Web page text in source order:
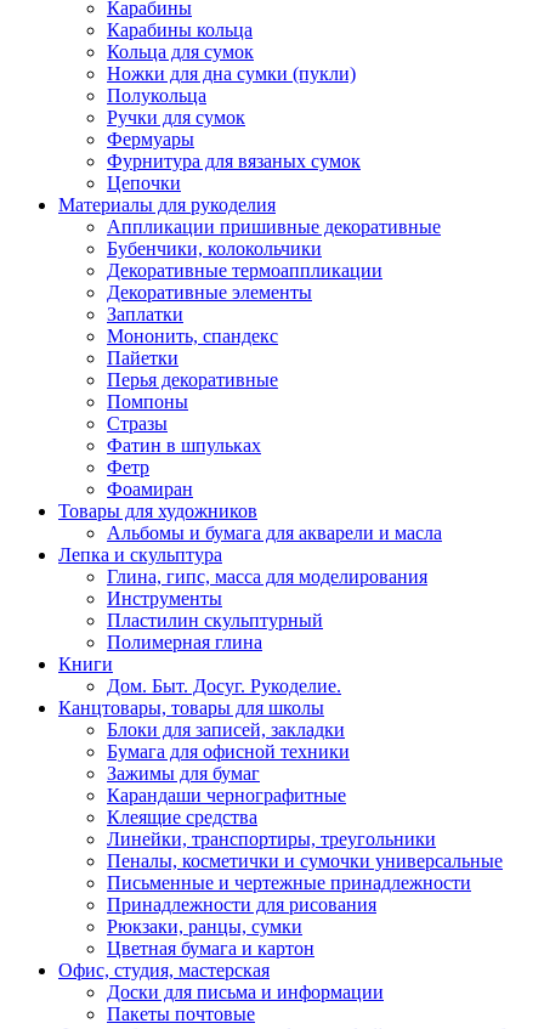
Карабины
Карабины кольца
Кольца для сумок
Ножки для дна сумки (пукли)
Полукольца
Ручки для сумок
Фермуары
Фурнитура для вязаных сумок
Цепочки
Материалы для рукоделия
Аппликации пришивные декоративные
Бубенчики, колокольчики
Декоративные термоаппликации
Декоративные элементы
Заплатки
Мононить, спандекс
Пайетки
Перья декоративные
Помпоны
Стразы
Фатин в шпульках
Фетр
Фоамиран
Товары для художников
Альбомы и бумага для акварели и масла
Лепка и скульптура
Глина, гипс, масса для моделирования
Инструменты
Пластилин скульптурный
Полимерная глина
Книги
Дом. Быт. Досуг. Рукоделие.
Канцтовары, товары для школы
Блоки для записей, закладки
Бумага для офисной техники
Зажимы для бумаг
Карандаши чернографитные
Клеящие средства
Линейки, транспортиры, треугольники
Пеналы, косметички и сумочки универсальные
Письменные и чертежные принадлежности
Принадлежности для рисования
Рюкзаки, ранцы, сумки
Цветная бумага и картон
Офис, студия, мастерская
Доски для письма и информации
Пакеты почтовые